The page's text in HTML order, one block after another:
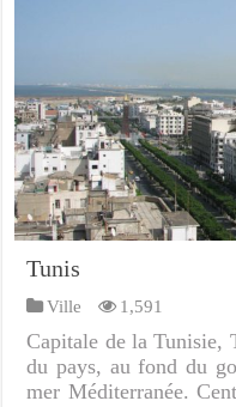
Tunis
Ville 1,591
Capitale de la Tunisie,
du pays, au fond du
mer Méditerranée.